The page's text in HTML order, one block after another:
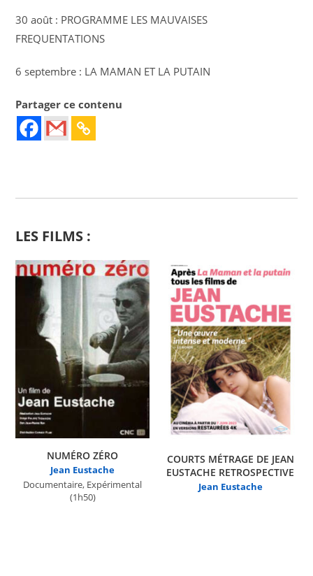
30 août : PROGRAMME LES MAUVAISES
FREQUENTATIONS
6 septembre : LA MAMAN ET LA PUTAIN
Partager ce contenu
LES FILMS :
NUMÉRO ZÉRO
Jean Eustache
Documentaire, Expérimental
(1h50)
COURTS MÉTRAGE DE JEAN
EUSTACHE RETROSPECTIVE
Jean Eustache